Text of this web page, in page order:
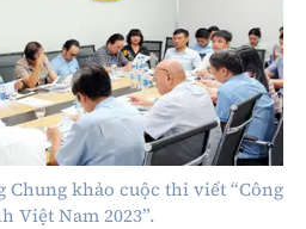
Chung khảo cuộc thi viết “Công
Việt Nam 2023”.